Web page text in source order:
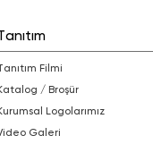
Tanıtım
Tanıtım Filmi
Katalog / Broşür
Kurumsal Logolarımız
Video Galeri